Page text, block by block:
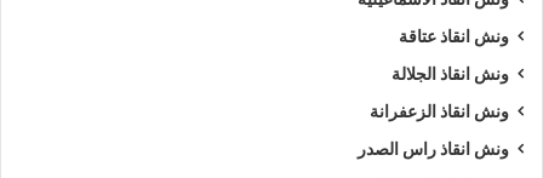
ونش انقاذ عتاقة
ونش انقاذ الجلالة
ونش انقاذ الزعفرانة
ونش انقاذ راس الصدر